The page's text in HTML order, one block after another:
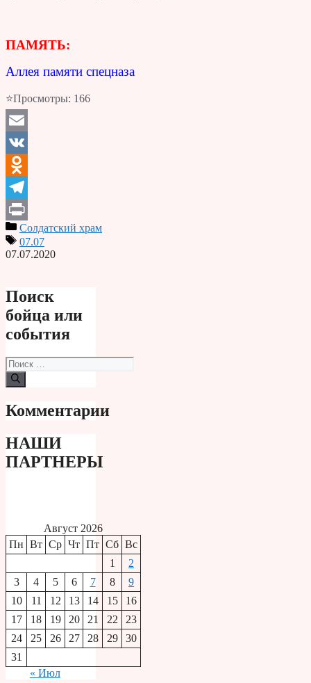
ПАМЯТЬ:
Аллея памяти спецназа
⭐Просмотры: 166
Email
VK
Odnoklassniki
Telegram
PrintСолдатский храм
07.07
07.07.2020
Поиск
бойца или
события
Поиск:
Комментарии
НАШИ
ПАРТНЕРЫ
Август 2026
Пн Вт Ср Чт Пт Сб Вс
1
2
3
4 5 6 7 8
9
10
11 12 13 14 15
16
17
18 19 20 21 22
23
24
25 26 27 28 29
30
31
« Июл